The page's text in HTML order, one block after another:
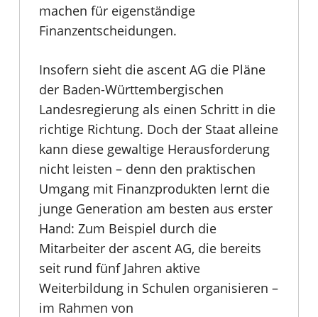
machen für eigenständige
Finanzentscheidungen.
Insofern sieht die ascent AG die Pläne
der Baden-Württembergischen
Landesregierung als einen Schritt in die
richtige Richtung. Doch der Staat alleine
kann diese gewaltige Herausforderung
nicht leisten – denn den praktischen
Umgang mit Finanzprodukten lernt die
junge Generation am besten aus erster
Hand: Zum Beispiel durch die
Mitarbeiter der ascent AG, die bereits
seit rund fünf Jahren aktive
Weiterbildung in Schulen organisieren –
im Rahmen von